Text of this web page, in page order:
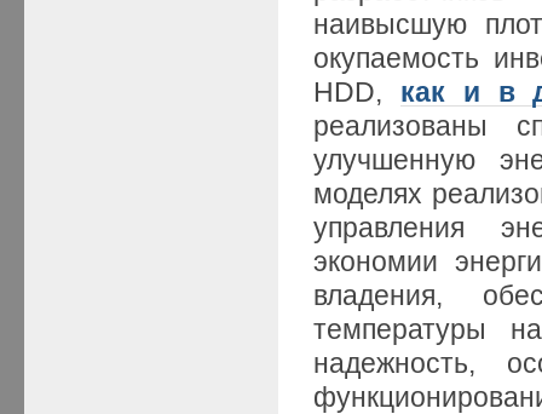
наивысшую
окупаемость
HDD, как и в
реализованы
улучшенную
моделях
управления
экономии
владения,
температуры
надежность,